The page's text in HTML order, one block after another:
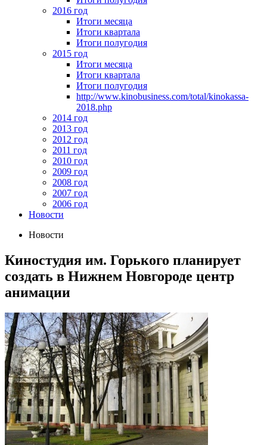
2016 год
Итоги месяца
Итоги квартала
Итоги полугодия
2015 год
Итоги месяца
Итоги квартала
Итоги полугодия
http://www.kinobusiness.com/total/kinokassa-
2018.php
2014 год
2013 год
2012 год
2011 год
2010 год
2009 год
2008 год
2007 год
2006 год
Новости
Новости
Киностудия им. Горького планирует
создать в Нижнем Новгороде центр
анимации